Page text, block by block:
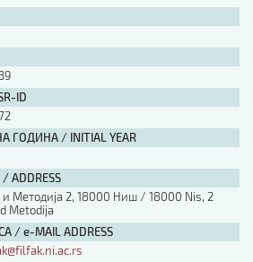
ID
ГОДИНА / INITIAL YEAR
ADDRESS
Методија 2, 18000 Ниш / 18000 Nis, 2
Metodija
/ e-MAIL ADDRESS